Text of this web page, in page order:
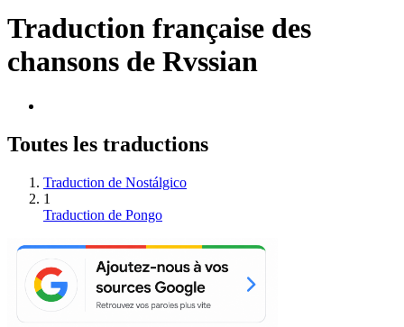
Traduction française des
chansons de Rvssian
Toutes les traductions
Traduction de Nostálgico
1
Traduction de Pongo